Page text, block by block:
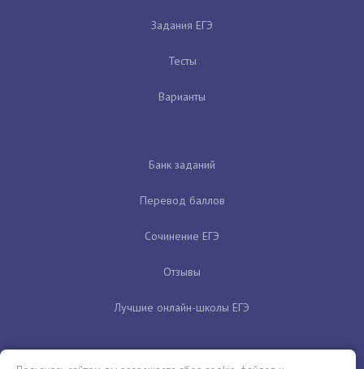
Задания ЕГЭ
Тесты
Варианты
Банк заданий
Перевод баллов
Сочинение ЕГЭ
Отзывы
Лучшие онлайн-школы ЕГЭ